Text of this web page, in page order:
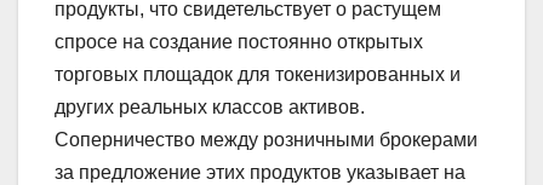
продукты, что свидетельствует о растущем
спросе на создание постоянно открытых
торговых площадок для токенизированных и
других реальных классов активов.
Соперничество между розничными брокерами
за предложение этих продуктов указывает на